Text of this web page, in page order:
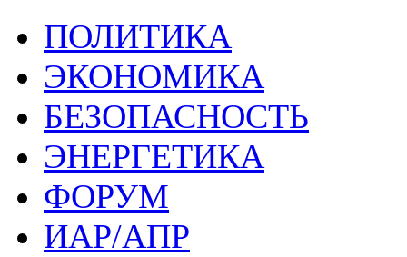
ПОЛИТИКА
ЭКОНОМИКА
БЕЗОПАСНОСТЬ
ЭНЕРГЕТИКА
ФОРУМ
ИАР/АПР